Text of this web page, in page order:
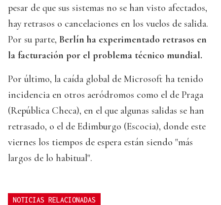
pesar de que sus sistemas no se han visto afectados,
hay retrasos o cancelaciones en los vuelos de salida.
Por su parte, Berlín ha experimentado retrasos en
la facturación por el problema técnico mundial.
Por último, la caída global de Microsoft ha tenido
incidencia en otros aeródromos como el de Praga
(República Checa), en el que algunas salidas se han
retrasado, o el de Edimburgo (Escocia), donde este
viernes los tiempos de espera están siendo "más
largos de lo habitual".
NOTICIAS RELACIONADAS